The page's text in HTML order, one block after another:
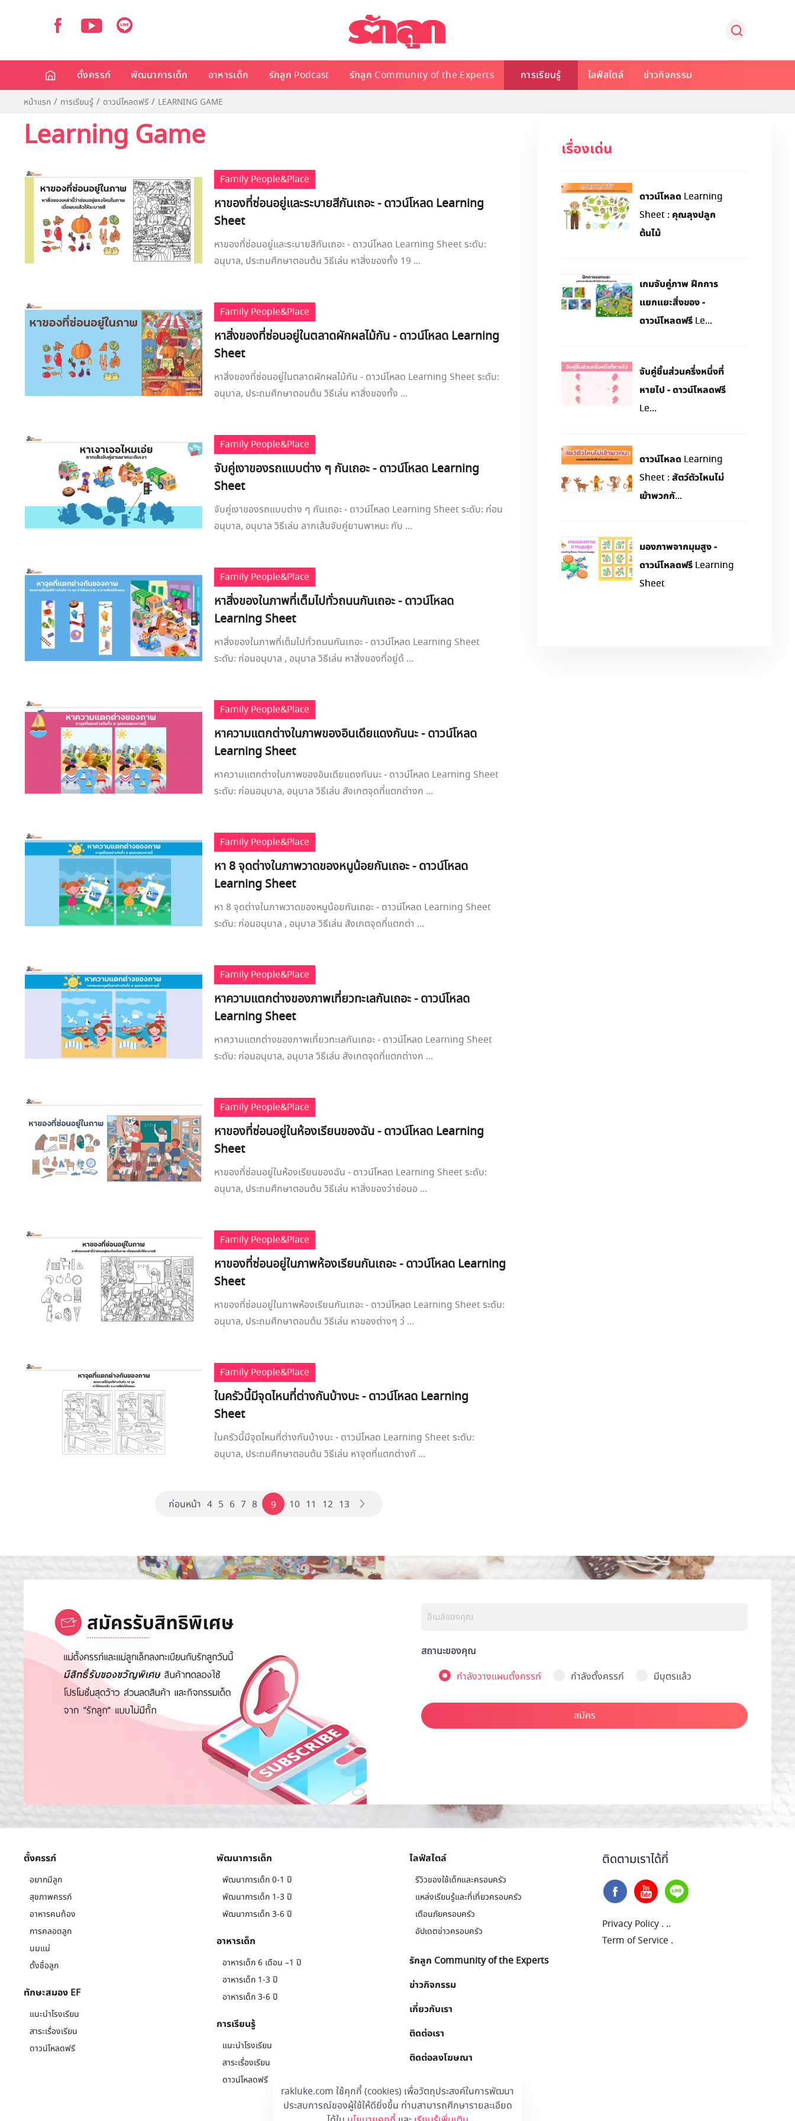
rakluke.com ใช้คุกกี้ (cookies) เพื่อวัตถุประสงค์ในการพัฒนา
ประสบการณ์ของผู้ใช้ให้ดียิ่งขึ้น ท่านสามารถศึกษารายละเอียด
ตั้งครรภ์ พัฒนาการเด็ก อาหารเด็ก รักลูก Podcast รักลูก Community of the Experts การเรียนรู้ ไลฟ์สไตล์ ข่าวกิจกรรม
หน้าแรก การเรียนรู้ ดาวน์โหลดฟรี LEARNING GAME
Learning Game
Family People&Place
หาของที่ซ่อนอยู่และระบายสีกันเถอะ - ดาวน์โหลด Learning
Sheet
หาของที่ซ่อนอยู่และระบายสีกันเถอะ - ดาวน์โหลด Learning Sheet ระดับ:
อนุบาล, ประถมศึกษาตอนต้น วิธีเล่น หาสิ่งของทั้ง 19 ...
Family People&Place
หาสิ่งของที่ซ่อนอยู่ในตลาดผักผลไม้กัน - ดาวน์โหลด Learning
Sheet
หาสิ่งของที่ซ่อนอยู่ในตลาดผักผลไม้กัน - ดาวน์โหลด Learning Sheet ระดับ:
อนุบาล, ประถมศึกษาตอนต้น วิธีเล่น หาสิ่งของทั้ง ...
Family People&Place
จับคู่เงาของรถแบบต่าง ๆ กันเถอะ - ดาวน์โหลด Learning
Sheet
จับคู่เงาของรถแบบต่าง ๆ กันเถอะ - ดาวน์โหลด Learning Sheet ระดับ: ก่อน
อนุบาล, อนุบาล วิธีเล่น ลากเส้นจับคู่ยานพาหนะ กับ ...
Family People&Place
หาสิ่งของในภาพที่เต็มไปทั่วถนนกันเถอะ - ดาวน์โหลด
Learning Sheet
หาสิ่งของในภาพที่เต็มไปทั่วถนนกันเถอะ - ดาวน์โหลด Learning Sheet
ระดับ: ก่อนอนุบาล , อนุบาล วิธีเล่น หาสิ่งของที่อยู่ด้ ...
Family People&Place
หาความแตกต่างในภาพของอินเดียแดงกันนะ - ดาวน์โหลด
Learning Sheet
หาความแตกต่างในภาพของอินเดียแดงกันนะ - ดาวน์โหลด Learning Sheet
ระดับ: ก่อนอนุบาล, อนุบาล วิธีเล่น สังเกตจุดที่แตกต่างก ...
Family People&Place
หา 8 จุดต่างในภาพวาดของหนูน้อยกันเถอะ - ดาวน์โหลด
Learning Sheet
หา 8 จุดต่างในภาพวาดของหนูน้อยกันเถอะ - ดาวน์โหลด Learning Sheet
ระดับ: ก่อนอนุบาล , อนุบาล วิธีเล่น สังเกตจุดที่แตกต่า ...
Family People&Place
หาความแตกต่างของภาพเที่ยวทะเลกันเถอะ - ดาวน์โหลด
Learning Sheet
หาความแตกต่างของภาพเที่ยวทะเลกันเถอะ - ดาวน์โหลด Learning Sheet
ระดับ: ก่อนอนุบาล, อนุบาล วิธีเล่น สังเกตจุดที่แตกต่างก ...
Family People&Place
หาของที่ซ่อนอยู่ในห้องเรียนของฉัน - ดาวน์โหลด Learning
Sheet
หาของที่ซ่อนอยู่ในห้องเรียนของฉัน - ดาวน์โหลด Learning Sheet ระดับ:
อนุบาล, ประถมศึกษาตอนต้น วิธีเล่น หาสิ่งของว่าซ่อนอ ...
Family People&Place
หาของที่ซ่อนอยู่ในภาพห้องเรียนกันเถอะ - ดาวน์โหลด Learning
Sheet
หาของที่ซ่อนอยู่ในภาพห้องเรียนกันเถอะ - ดาวน์โหลด Learning Sheet ระดับ:
อนุบาล, ประถมศึกษาตอนต้น วิธีเล่น หาของต่างๆ ว่ ...
Family People&Place
ในครัวนี้มีจุดไหนที่ต่างกันบ้างนะ - ดาวน์โหลด Learning
Sheet
ในครัวนี้มีจุดไหนที่ต่างกันบ้างนะ - ดาวน์โหลด Learning Sheet ระดับ:
อนุบาล, ประถมศึกษาตอนต้น วิธีเล่น หาจุดที่แตกต่างกั ...
ก่อนหน้า 4 5 6 7 8 9 10 11 12 13
เรื่องเด่น
ดาวน์โหลด Learning
Sheet : คุณลุงปลูก
ต้นไม้
เกมจับคู่ภาพ ฝึกการ
แยกแยะสิ่งของ -
ดาวน์โหลดฟรี Le...
จับคู่ชิ้นส่วนครึ่งหนึ่งที่
หายไป - ดาวน์โหลดฟรี
Le...
ดาวน์โหลด Learning
Sheet : สัตว์ตัวไหนไม่
เข้าพวกกั...
มองภาพจากมุมสูง -
ดาวน์โหลดฟรี Learning
Sheet
สถานะของคุณ
กำลังวางแผนตั้งครรภ์
กำลังตั้งครรภ์ มีบุตรแล้ว
สมัคร
ตั้งครรภ์
อยากมีลูก
สุขภาพครรภ์
อาหารคนท้อง
การคลอดลูก
นมแม่
ตั้งชื่อลูก
ทักษะสมอง EF
แนะนำโรงเรียน
สาระเรื่องเรียน
ดาวน์โหลดฟรี
พัฒนาการเด็ก
พัฒนาการเด็ก 0-1 ปี
พัฒนาการเด็ก 1-3 ปี
พัฒนาการเด็ก 3-6 ปี
อาหารเด็ก
อาหารเด็ก 6 เดือน –1 ปี
อาหารเด็ก 1-3 ปี
อาหารเด็ก 3-6 ปี
การเรียนรู้
แนะนำโรงเรียน
สาระเรื่องเรียน
ดาวน์โหลดฟรี
ไลฟ์สไตล์
รีวิวของใช้เด็กและครอบครัว
แหล่งเรียนรู้และที่เที่ยวครอบครัว
เตือนภัยครอบครัว
อัปเดตข่าวครอบครัว
รักลูก Community of the Experts
ข่าวกิจกรรม
เกี่ยวกับเรา
ติดต่อเรา
ติดต่อลงโฆษณา
ติดตามเราได้ที่
Privacy Policy . ..
Term of Service .